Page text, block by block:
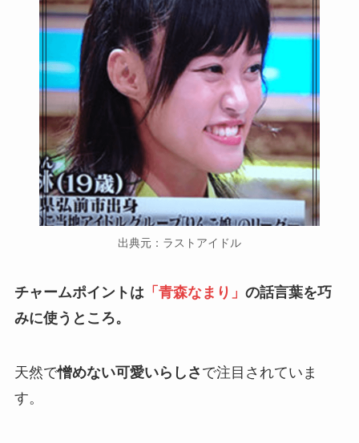
出典元：ラストアイドル
チャームポイントは「青森なまり」 の話言葉を巧
みに使うところ。
天然で憎めない可愛いらしさ で注目されていま
す。